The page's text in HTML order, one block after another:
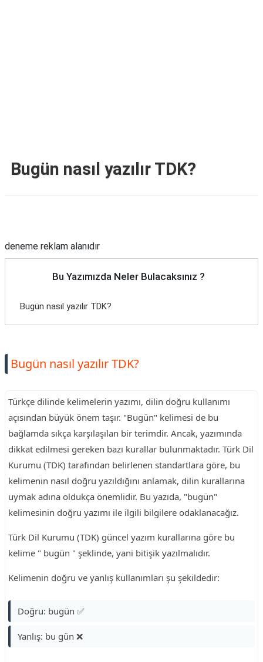
Bugün nasıl yazılır TDK?
deneme reklam alanıdır
Bu Yazımızda Neler Bulacaksınız ?
Bugün nasıl yazılır TDK?
Bugün nasıl yazılır TDK?
Türkçe dilinde kelimelerin yazımı, dilin doğru kullanımı
açısından büyük önem taşır. "Bugün" kelimesi de bu
bağlamda sıkça karşılaşılan bir terimdir. Ancak, yazımında
dikkat edilmesi gereken bazı kurallar bulunmaktadır. Türk Dil
Kurumu (TDK) tarafından belirlenen standartlara göre, bu
kelimenin nasıl doğru yazıldığını anlamak, dilin kurallarına
uymak adına oldukça önemlidir. Bu yazıda, "bugün"
kelimesinin doğru yazımı ile ilgili bilgilere odaklanacağız.
Türk Dil Kurumu (TDK) güncel yazım kurallarına göre bu
kelime " bugün " şeklinde, yani bitişik yazılmalıdır.
Kelimenin doğru ve yanlış kullanımları şu şekildedir:
Doğru: bugün ✅
Yanlış: bu gün ❌